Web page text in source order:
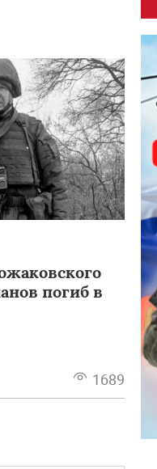
погиб в
1689